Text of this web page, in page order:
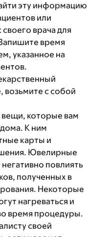
эту информацию
или
врача для
время
указанное на
возьмите с собой
которые вам
К ним
карты и
Ювелирные
повлиять
полученных в
Некоторые
нагреваться и
время процедуры.
своей